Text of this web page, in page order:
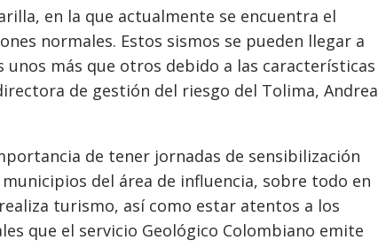
en la que actualmente se encuentra el
normales. Estos sismos se pueden llegar a
unos más que otros debido a las características
de gestión del riesgo del Tolima, Andrea
de tener jornadas de sensibilización
del área de influencia, sobre todo en
turismo, así como estar atentos a los
que el servicio Geológico Colombiano emite